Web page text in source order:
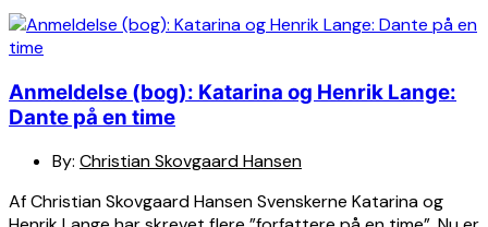
Anmeldelse (bog): Katarina og Henrik Lange:
Dante på en time
By: Christian Skovgaard Hansen
Af Christian Skovgaard Hansen Svenskerne Katarina og